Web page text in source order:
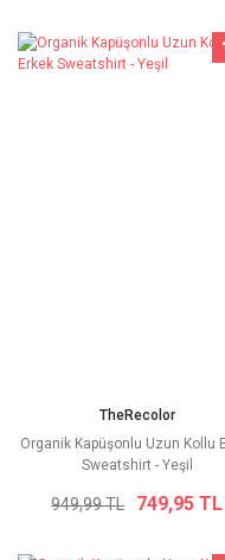
TheRecolor
Organik Kapüşonlu Uzun Kollu
Sweatshirt - Yeşil
949,99 TL 749,95 TL